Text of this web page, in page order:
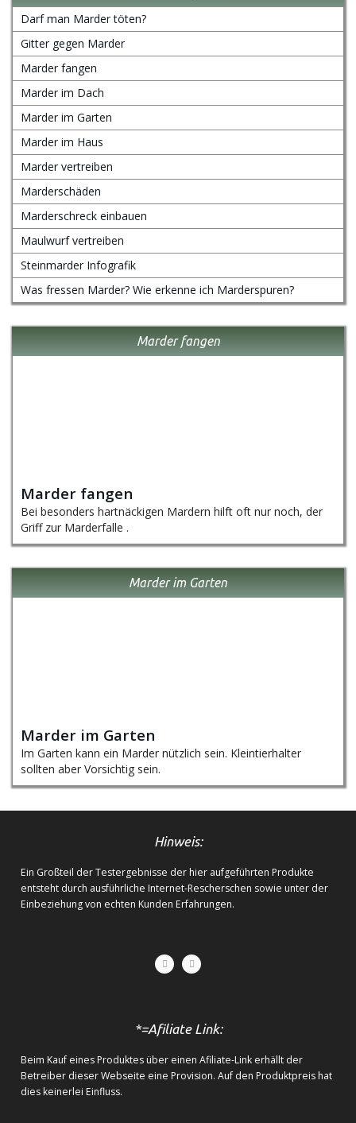
Darf man Marder töten?
Gitter gegen Marder
Marder fangen
Marder im Dach
Marder im Garten
Marder im Haus
Marder vertreiben
Marderschäden
Marderschreck einbauen
Maulwurf vertreiben
Steinmarder Infografik
Was fressen Marder? Wie erkenne ich Marderspuren?
Marder fangen
Marder fangen
Bei besonders hartnäckigen Mardern hilft oft nur noch, der
Griff zur Marderfalle .
Marder im Garten
Marder im Garten
Im Garten kann ein Marder nützlich sein. Kleintierhalter
sollten aber Vorsichtig sein.
Hinweis:
Ein Großteil der Testergebnisse der hier aufgeführten Produkte
entsteht durch ausführliche Internet-Rescherschen sowie unter der
Einbeziehung von echten Kunden Erfahrungen.
*=Afiliate Link:
Beim Kauf eines Produktes über einen Afiliate-Link erhällt der
Betreiber dieser Webseite eine Provision. Auf den Produktpreis hat
dies keinerlei Einfluss.